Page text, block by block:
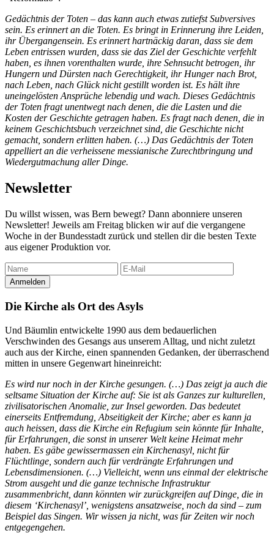
Gedächtnis der Toten – das kann auch etwas zutiefst Subversives
sein. Es erinnert an die Toten. Es bringt in Erinnerung ihre Leiden,
ihr Übergangensein. Es erinnert hartnäckig daran, dass sie dem
Leben entrissen wurden, dass sie das Ziel der Geschichte verfehlt
haben, es ihnen vorenthalten wurde, ihre Sehnsucht betrogen, ihr
Hungern und Dürsten nach Gerechtigkeit, ihr Hunger nach Brot,
nach Leben, nach Glück nicht gestillt worden ist. Es hält ihre
uneingelösten Ansprüche lebendig und wach. Dieses Gedächtnis
der Toten fragt unentwegt nach denen, die die Lasten und die
Kosten der Geschichte getragen haben. Es fragt nach denen, die in
keinem Geschichtsbuch verzeichnet sind, die Geschichte nicht
gemacht, sondern erlitten haben. (…) Das Gedächtnis der Toten
appelliert an die verheissene messianische Zurechtbringung und
Wiedergutmachung aller Dinge.
Newsletter
Du willst wissen, was Bern bewegt? Dann abonniere unseren
Newsletter! Jeweils am Freitag blicken wir auf die vergangene
Woche in der Bundesstadt zurück und stellen dir die besten Texte
aus eigener Produktion vor.
Die Kirche als Ort des Asyls
Und Bäumlin entwickelte 1990 aus dem bedauerlichen
Verschwinden des Gesangs aus unserem Alltag, und nicht zuletzt
auch aus der Kirche, einen spannenden Gedanken, der überraschend
mitten in unsere Gegenwart hineinreicht:
Es wird nur noch in der Kirche gesungen. (…) Das zeigt ja auch die
seltsame Situation der Kirche auf: Sie ist als Ganzes zur kulturellen,
zivilisatorischen Anomalie, zur Insel geworden. Das bedeutet
einerseits Entfremdung, Abseitigkeit der Kirche; aber es kann ja
auch heissen, dass die Kirche ein Refugium sein könnte für Inhalte,
für Erfahrungen, die sonst in unserer Welt keine Heimat mehr
haben. Es gäbe gewissermassen ein Kirchenasyl, nicht für
Flüchtlinge, sondern auch für verdrängte Erfahrungen und
Lebensdimensionen. (…) Vielleicht, wenn uns einmal der elektrische
Strom ausgeht und die ganze technische Infrastruktur
zusammenbricht, dann könnten wir zurückgreifen auf Dinge, die in
diesem ‘Kirchenasyl’, wenigstens ansatzweise, noch da sind – zum
Beispiel das Singen. Wir wissen ja nicht, was für Zeiten wir noch
entgegengehen.